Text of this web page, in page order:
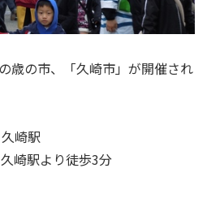
歳の市、「久崎市」が開催され
崎駅
崎駅より徒歩3分